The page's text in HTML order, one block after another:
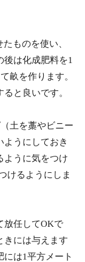
ものを使い、
は化成肥料を1
畝を作ります。
と良いです。
土を藁やビニー
ようにしておき
ように気をつけ
けるようにしま
放任してOKで
きには与えます
は1平方メート